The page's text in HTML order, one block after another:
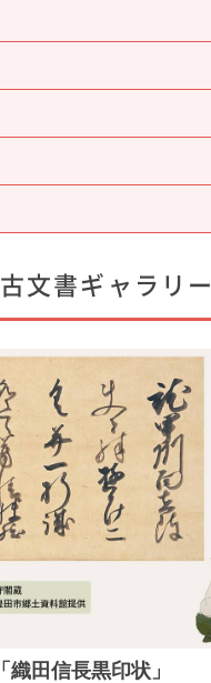
古文書ギャラリー
「織田信長黒印状」